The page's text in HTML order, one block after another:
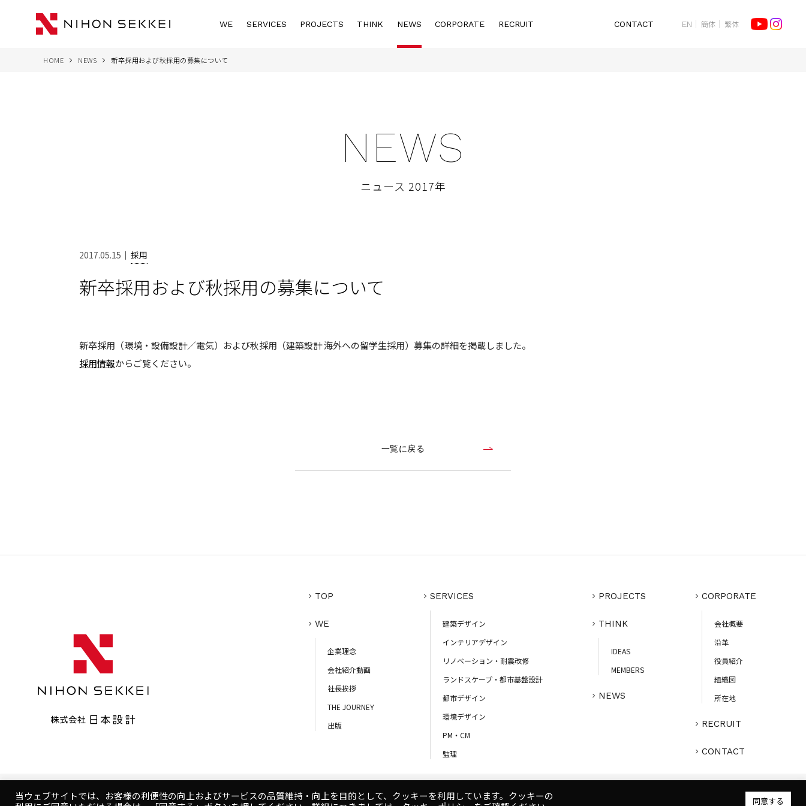
WE SERVICES PROJECTS THINK NEWS CORPORATE RECRUIT CONTACT EN 簡体 繁体
HOME NEWS 新卒採用および秋採用の募集について
NEWS
ニュース 2017年
2017.05.15 採用
新卒採用および秋採用の募集について
新卒採用（環境・設備設計／電気）および秋採用（建築設計 海外への留学生採用）募集の詳細を掲載しました。
採用情報からご覧ください。
一覧に戻る
TOP
WE
企業理念
会社紹介動画
社長挨拶
THE JOURNEY
出版
SERVICES
建築デザイン
インテリアデザイン
リノベーション・耐震改修
ランドスケープ・都市基盤設計
都市デザイン
環境デザイン
PM・CM
監理
PROJECTS
THINK
IDEAS
MEMBERS
NEWS
CORPORATE
会社概要
沿革
役員紹介
組織図
所在地
RECRUIT
CONTACT
Copyright © NIHON SEKKEI, INC. コンプライアンスポリシー プライバシーポリシー ご利用規約
当ウェブサイトでは、お客様の利便性の向上およびサービスの品質維持・向上を目的として、クッキーを利用しています。クッキーの
同意する